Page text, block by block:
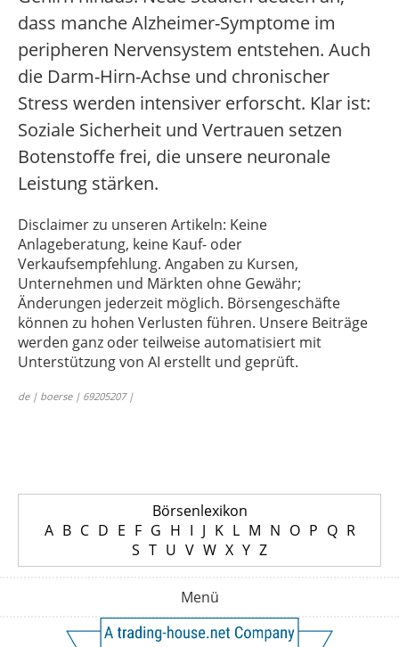
dass manche Alzheimer-Symptome im
peripheren Nervensystem entstehen. Auch
die Darm-Hirn-Achse und chronischer
Stress werden intensiver erforscht. Klar ist:
Soziale Sicherheit und Vertrauen setzen
Botenstoffe frei, die unsere neuronale
Leistung stärken.
Disclaimer zu unseren Artikeln: Keine
Anlageberatung, keine Kauf- oder
Verkaufsempfehlung. Angaben zu Kursen,
Unternehmen und Märkten ohne Gewähr;
Änderungen jederzeit möglich. Börsengeschäfte
können zu hohen Verlusten führen. Unsere Beiträge
werden ganz oder teilweise automatisiert mit
Unterstützung von AI erstellt und geprüft.
de | boerse | 69205207 |
Börsenlexikon
A B C D E F G H I J K L M N O P Q R
S T U V W X Y Z
Menü